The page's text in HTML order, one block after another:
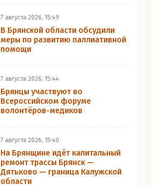
7 августа 2026, 15:49
В Брянской области обсудили
меры по развитию паллиативной
помощи
7 августа 2026, 15:44
Брянцы участвуют во
Всероссийском форуме
волонтёров-медиков
7 августа 2026, 15:40
На Брянщине идёт капитальный
ремонт трассы Брянск —
Дятьково — граница Калужской
области